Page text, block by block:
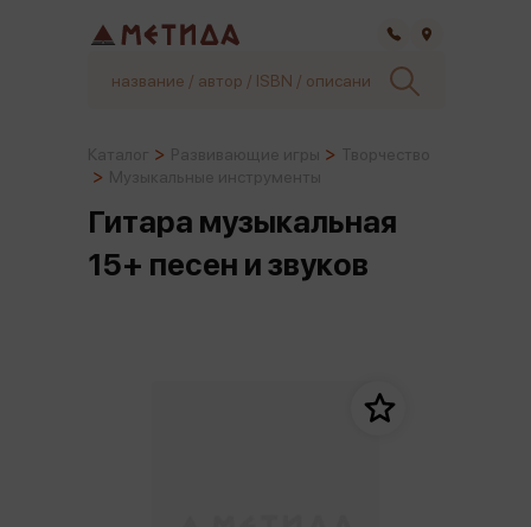
Гитара музыкальная
15+ песен и звуков